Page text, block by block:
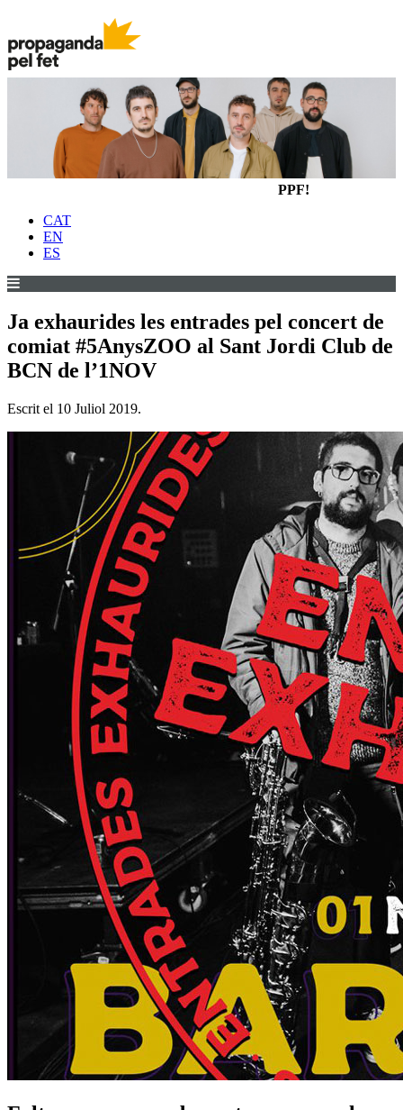
PPF!
CAT
EN
ES
Ja exhaurides les entrades pel concert de
comiat #5AnysZOO al Sant Jordi Club de
BCN de l’1NOV
Escrit el 10 Juliol 2019.